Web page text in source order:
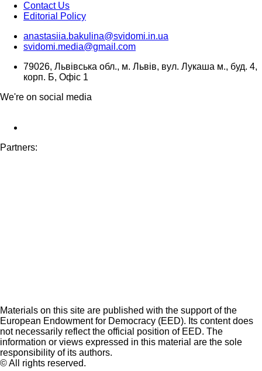
Contact Us
Editorial Policy
anastasiia.bakulina@svidomi.in.ua
svidomi.media@gmail.com
79026, Львівська обл., м. Львів, вул. Лукаша м., буд. 4,
корп. Б, Офіс 1
We're on social media
Partners:
Materials on this site are published with the support of the
European Endowment for Democracy (EED). Its content does
not necessarily reflect the official position of EED. The
information or views expressed in this material are the sole
responsibility of its authors.
© All rights reserved.